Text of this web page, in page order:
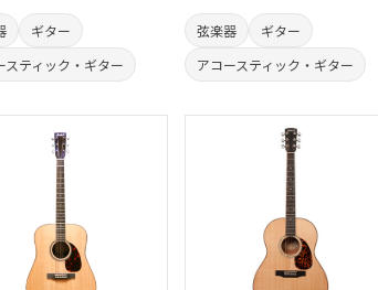
ギター
スティック・ギター
弦楽器
ギター
アコースティック・ギター